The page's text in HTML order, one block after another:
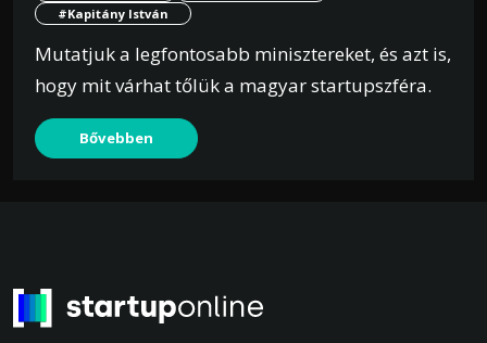
#Kapitány István
Mutatjuk a legfontosabb minisztereket, és azt is,
hogy mit várhat tőlük a magyar startupszféra.
Bővebben